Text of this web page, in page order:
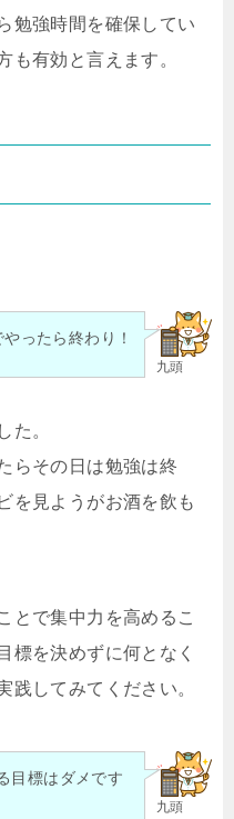
勉強時間を確保してい
も有効と言えます。
九頭
やったら終わり！
た。
らその日は勉強は終
を見ようがお酒を飲も
とで集中力を高めるこ
標を決めずに何となく
践してみてください。
九頭
目標はダメです